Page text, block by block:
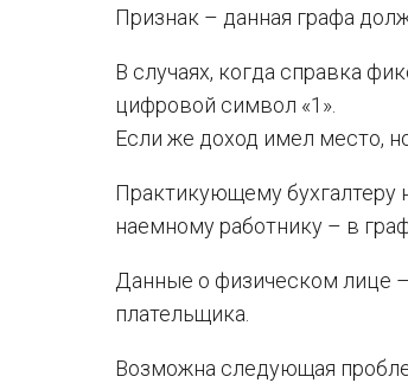
Признак – данная графа
В случаях, когда справка
цифровой символ «1».
Если же доход имел место,
Практикующему бухгалтеру
наемному работнику – в
Данные о физическом лице
плательщика.
Возможна следующая